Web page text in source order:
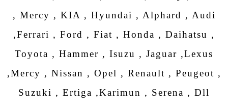
, Mercy , KIA , Hyundai , Alphard , Audi
,Ferrari , Ford , Fiat , Honda , Daihatsu ,
Toyota , Hammer , Isuzu , Jaguar ,Lexus
,Mercy , Nissan , Opel , Renault , Peugeot ,
Suzuki , Ertiga ,Karimun , Serena , Dll